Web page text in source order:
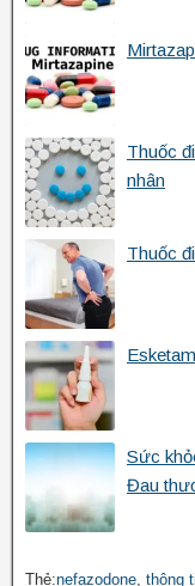
Thuốc
nhân
Thuốc
Sức
Đau
Thẻ:nefazodone, thông